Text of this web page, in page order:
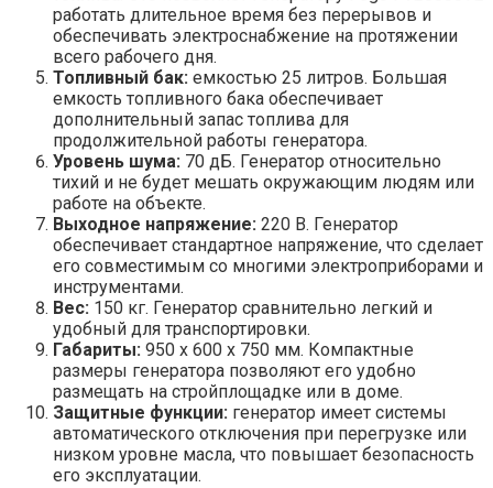
работать длительное время без перерывов и
обеспечивать электроснабжение на протяжении
всего рабочего дня.
Топливный бак: емкостью 25 литров. Большая
емкость топливного бака обеспечивает
дополнительный запас топлива для
продолжительной работы генератора.
Уровень шума: 70 дБ. Генератор относительно
тихий и не будет мешать окружающим людям или
работе на объекте.
Выходное напряжение: 220 В. Генератор
обеспечивает стандартное напряжение, что сделает
его совместимым со многими электроприборами и
инструментами.
Вес: 150 кг. Генератор сравнительно легкий и
удобный для транспортировки.
Габариты: 950 x 600 x 750 мм. Компактные
размеры генератора позволяют его удобно
размещать на стройплощадке или в доме.
Защитные функции: генератор имеет системы
автоматического отключения при перегрузке или
низком уровне масла, что повышает безопасность
его эксплуатации.